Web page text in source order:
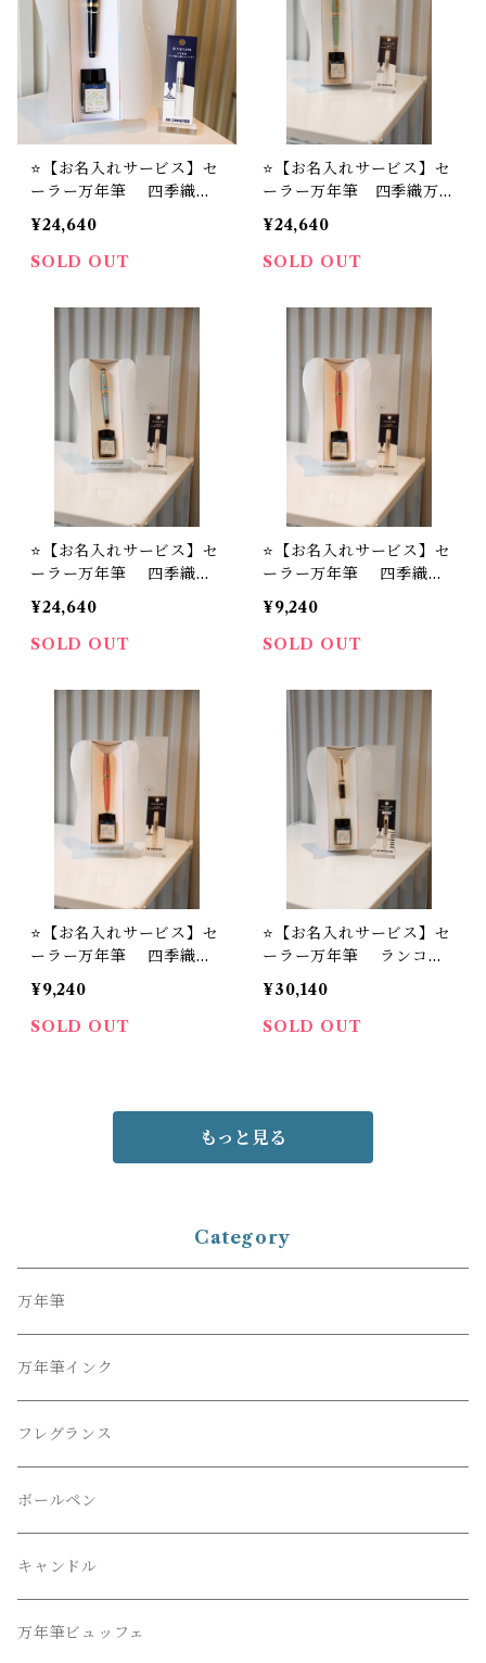
⭐️【お名入れサービス】セ
ーラー万年筆 四季織万
年筆 「山水」シリーズ
＋ STYLE OF LABオリ
ジナル万年筆インク #24
ンバーター（ナチュラル）
¥24,640
SOLD OUT
⭐️【お名入れサービス】セ
ーラー万年筆 四季織万年
筆 「おとぎばなし」シリ
ーズ ＋ STYLE OF L
ABオリジナル万年筆イン
入器コンバーター（ナチュ
¥24,640
SOLD OUT
⭐️【お名入れサービス】セ
ーラー万年筆 四季織万
年筆 「雪月空葉」シリー
ズ ＋ STYLE OF LAB
オリジナル万年筆インク
吸入器コンバーター（ナチ
¥24,640
SOLD OUT
⭐️【お名入れサービス】セ
ーラー万年筆 四季織万
年筆 「月夜の水面」シリ
ーズ ＋ STYLE OF L
ABオリジナル万年筆イン
入器コンバーター（ナチュ
¥9,240
SOLD OUT
⭐️【お名入れサービス】セ
ーラー万年筆 四季織万
年筆 「ひさかた」シリー
ズ ＋ STYLE OF LAB
オリジナル万年筆インク #
¥9,240
SOLD OUT
⭐️【お名入れサービス】セ
ーラー万年筆 ランコン
トル万年筆シリーズ ＋
STYLE OF LABオリジナ
ル万年筆インク ＃24
¥30,140
SOLD OUT
もっと見る
Category
万年筆
万年筆インク
フレグランス
ボールペン
キャンドル
万年筆ビュッフェ